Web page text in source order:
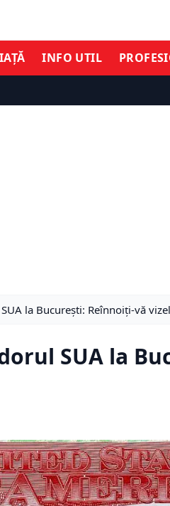
INFO UTIL
la București: Reînnoiţi-vă
SUA la